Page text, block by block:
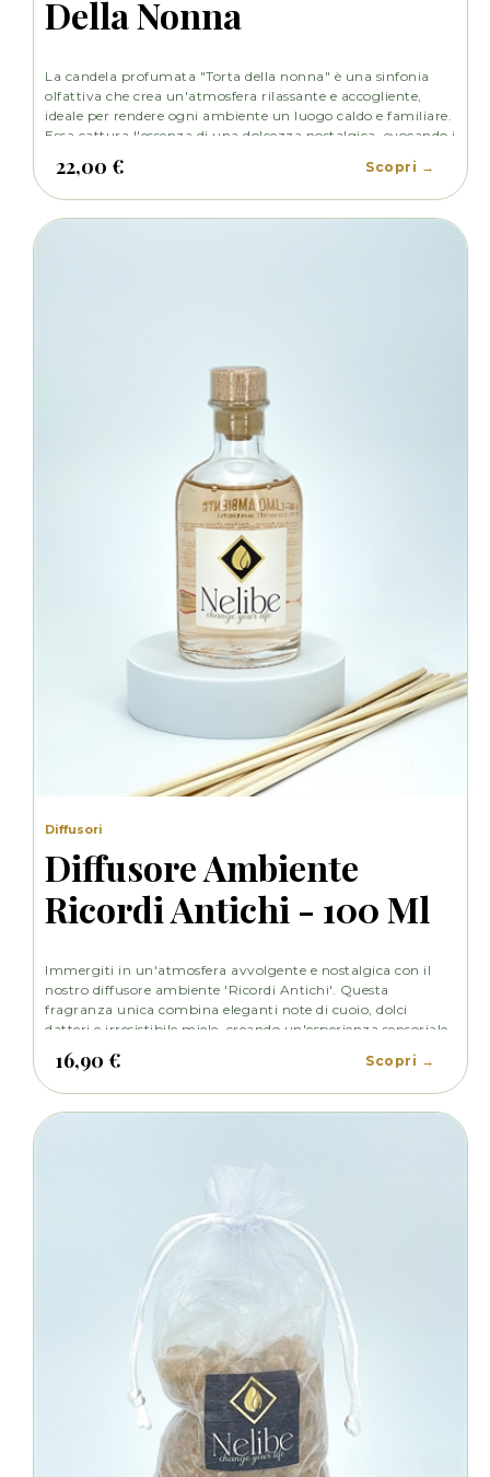
Della Nonna
La candela profumata "Torta della nonna" è una sinfonia
olfattiva che crea un'atmosfera rilassante e accogliente,
ideale per rendere ogni ambiente un luogo caldo e familiare.
Essa cattura l'essenza di una dolcezza nostalgica, evocando i
dalla nonna.
22,00 € Scopri →
Diffusori
Diffusore Ambiente
Ricordi Antichi - 100 Ml
Immergiti in un'atmosfera avvolgente e nostalgica con il
nostro diffusore ambiente 'Ricordi Antichi'. Questa
fragranza unica combina eleganti note di cuoio, dolci
datteri e irresistibile miele, creando un'esperienza sensoriale
indimenticabile.
16,90 € Scopri →